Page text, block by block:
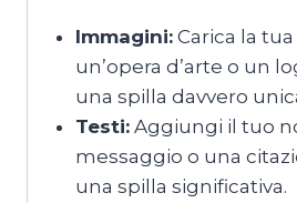
Immagini:Carica la
un’opera d’arte o un
una spilla davvero
Testi:Aggiungi il tuo
messaggio o una
una spilla significativa.